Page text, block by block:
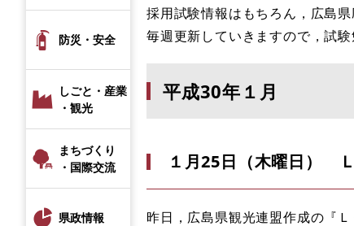
防災・安全
しごと・産業
・観光
まちづくり
・国際交流
県政情報
採用試験情報はもちろん，広島
毎週更新していきますので，試
平成30年１月
１月25日（木曜日）
昨日，広島県観光連盟作成の『